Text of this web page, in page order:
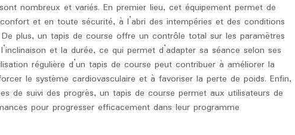
nombreux et variés. En premier lieu, cet équipement permet de
et en toute sécurité, à l’abri des intempéries et des conditions
plus, un tapis de course offre un contrôle total sur les paramètres
et la durée, ce qui permet d’adapter sa séance selon ses
régulière d’un tapis de course peut contribuer à améliorer la
le système cardiovasculaire et à favoriser la perte de poids. Enfin,
de suivi des progrès, un tapis de course permet aux utilisateurs de
pour progresser efficacement dans leur programme